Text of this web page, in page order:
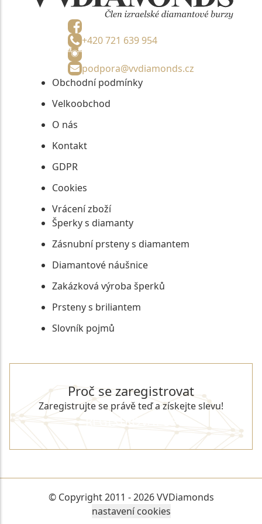
+420 721 639 954
podpora@vvdiamonds.cz
Obchodní podmínky
Velkoobchod
O nás
Kontakt
GDPR
Cookies
Vrácení zboží
Šperky s diamanty
Zásnubní prsteny s diamantem
Diamantové náušnice
Zakázková výroba šperků
Prsteny s briliantem
Slovník pojmů
Proč se zaregistrovat
Zaregistrujte se právě teď a získejte slevu!
REGISTROVAT SE
© Copyright 2011 - 2026 VVDiamonds
nastavení cookies